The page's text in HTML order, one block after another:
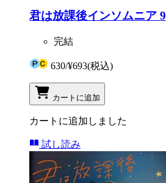
君は放課後インソムニア 9
完結
630/¥693(税込)
カートに追加
カートに追加しました
試し読み